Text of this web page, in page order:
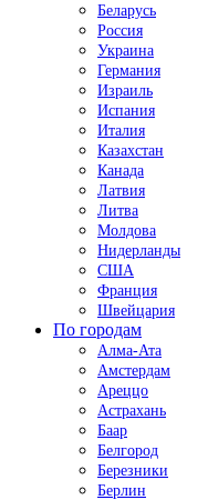
Беларусь
Россия
Украина
Германия
Израиль
Испания
Италия
Казахстан
Канада
Латвия
Литва
Молдова
Нидерланды
США
Франция
Швейцария
По городам
Алма-Ата
Амстердам
Ареццо
Астрахань
Баар
Белгород
Березники
Берлин